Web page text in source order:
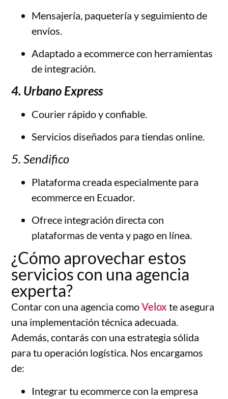
Mensajería, paquetería y seguimiento de
envíos.
Adaptado a ecommerce con herramientas
de integración.
4. Urbano Express
Courier rápido y confiable.
Servicios diseñados para tiendas online.
5. Sendifico
Plataforma creada especialmente para
ecommerce en Ecuador.
Ofrece integración directa con
plataformas de venta y pago en línea.
¿Cómo aprovechar estos
servicios con una agencia
experta?
Contar con una agencia comoVeloxte asegura
una implementación técnica adecuada.
Además, contarás con una estrategia sólida
para tu operación logística. Nos encargamos
de:
Integrar tu ecommerce con la empresa